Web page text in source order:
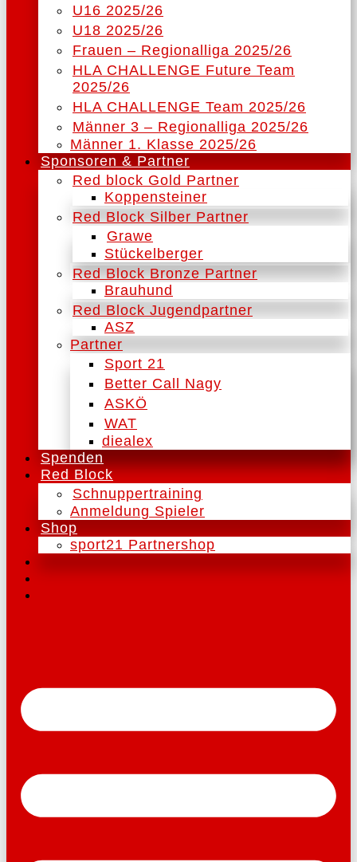
U16 2025/26
U18 2025/26
Frauen – Regionalliga 2025/26
HLA CHALLENGE Future Team
2025/26
HLA CHALLENGE Team 2025/26
Männer 3 – Regionalliga 2025/26
Männer 1. Klasse 2025/26
Sponsoren & Partner
Red block Gold Partner
Koppensteiner
Red Block Silber Partner
Grawe
Stückelberger
Red Block Bronze Partner
Brauhund
Red Block Jugendpartner
ASZ
Partner
Sport 21
Better Call Nagy
ASKÖ
WAT
diealex
Spenden
Red Block
Schnuppertraining
Anmeldung Spieler
Shop
sport21 Partnershop